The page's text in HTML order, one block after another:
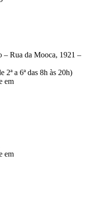
– Rua da Mooca, 1921 –
a 6ª das 8h às 20h)
em
em